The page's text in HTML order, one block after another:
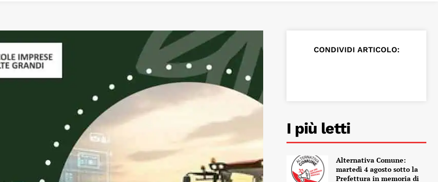
CONDIVIDI ARTICOLO:
I più letti
Alternativa Comune:
martedì 4 agosto sotto la
Prefettura in memoria di